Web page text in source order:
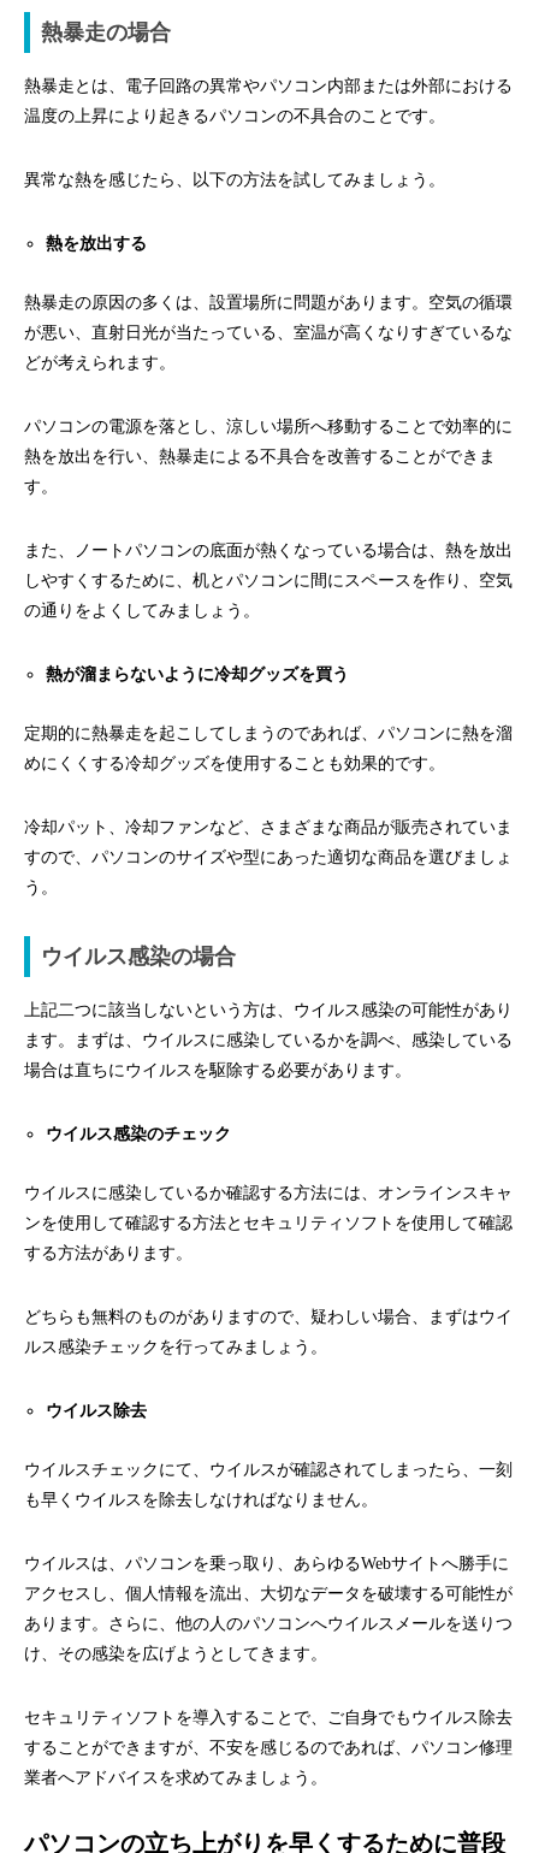
熱暴走の場合
熱暴走とは、電子回路の異常やパソコン内部または外部における
温度の上昇により起きるパソコンの不具合のことです。
異常な熱を感じたら、以下の方法を試してみましょう。
熱を放出する
熱暴走の原因の多くは、設置場所に問題があります。空気の循環
が悪い、直射日光が当たっている、室温が高くなりすぎているな
どが考えられます。
パソコンの電源を落とし、涼しい場所へ移動することで効率的に
熱を放出を行い、熱暴走による不具合を改善することができま
す。
また、ノートパソコンの底面が熱くなっている場合は、熱を放出
しやすくするために、机とパソコンに間にスペースを作り、空気
の通りをよくしてみましょう。
熱が溜まらないように冷却グッズを買う
定期的に熱暴走を起こしてしまうのであれば、パソコンに熱を溜
めにくくする冷却グッズを使用することも効果的です。
冷却パット、冷却ファンなど、さまざまな商品が販売されていま
すので、パソコンのサイズや型にあった適切な商品を選びましょ
う。
ウイルス感染の場合
上記二つに該当しないという方は、ウイルス感染の可能性があり
ます。まずは、ウイルスに感染しているかを調べ、感染している
場合は直ちにウイルスを駆除する必要があります。
ウイルス感染のチェック
ウイルスに感染しているか確認する方法には、オンラインスキャ
ンを使用して確認する方法とセキュリティソフトを使用して確認
する方法があります。
どちらも無料のものがありますので、疑わしい場合、まずはウイ
ルス感染チェックを行ってみましょう。
ウイルス除去
ウイルスチェックにて、ウイルスが確認されてしまったら、一刻
も早くウイルスを除去しなければなりません。
ウイルスは、パソコンを乗っ取り、あらゆるWebサイトへ勝手に
アクセスし、個人情報を流出、大切なデータを破壊する可能性が
あります。さらに、他の人のパソコンへウイルスメールを送りつ
け、その感染を広げようとしてきます。
セキュリティソフトを導入することで、ご自身でもウイルス除去
することができますが、不安を感じるのであれば、パソコン修理
業者へアドバイスを求めてみましょう。
パソコンの立ち上がりを早くするために普段